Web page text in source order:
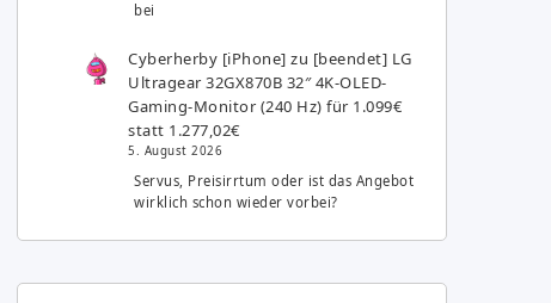
bei
Cyberherby [iPhone] zu [beendet] LG
Ultragear 32GX870B 32″ 4K-OLED-
Gaming-Monitor (240 Hz) für 1.099€
statt 1.277,02€
5. August 2026
Servus, Preisirrtum oder ist das Angebot
wirklich schon wieder vorbei?